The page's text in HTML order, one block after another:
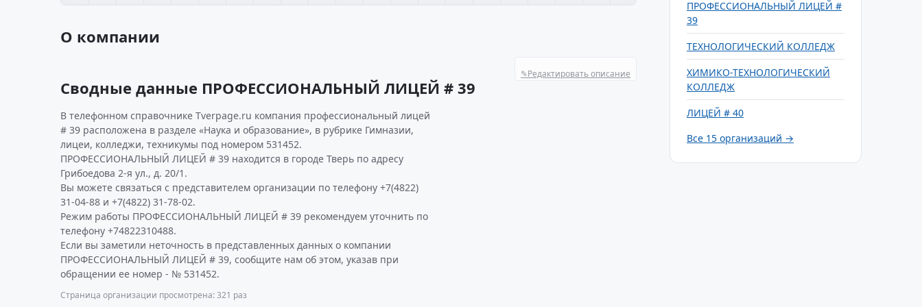
О компании
✎Редактировать описание
Сводные данные ПРОФЕССИОНАЛЬНЫЙ ЛИЦЕЙ # 39
В телефонном справочнике Tverpage.ru компания профессиональный лицей
# 39 расположена в разделе «Наука и образование», в рубрике Гимназии,
лицеи, колледжи, техникумы под номером 531452.
ПРОФЕССИОНАЛЬНЫЙ ЛИЦЕЙ # 39 находится в городе Тверь по адресу
Грибоедова 2-я ул., д. 20/1.
Вы можете связаться с представителем организации по телефону +7(4822)
31-04-88 и +7(4822) 31-78-02.
Режим работы ПРОФЕССИОНАЛЬНЫЙ ЛИЦЕЙ # 39 рекомендуем уточнить по
телефону +74822310488.
Если вы заметили неточность в представленных данных о компании
ПРОФЕССИОНАЛЬНЫЙ ЛИЦЕЙ # 39, сообщите нам об этом, указав при
обращении ее номер - № 531452.
Страница организации просмотрена: 321 раз
ПРОФЕССИОНАЛЬНЫЙ ЛИЦЕЙ #
39
ТЕХНОЛОГИЧЕСКИЙ КОЛЛЕДЖ
ХИМИКО-ТЕХНОЛОГИЧЕСКИЙ
КОЛЛЕДЖ
ЛИЦЕЙ # 40
Все 15 организаций →